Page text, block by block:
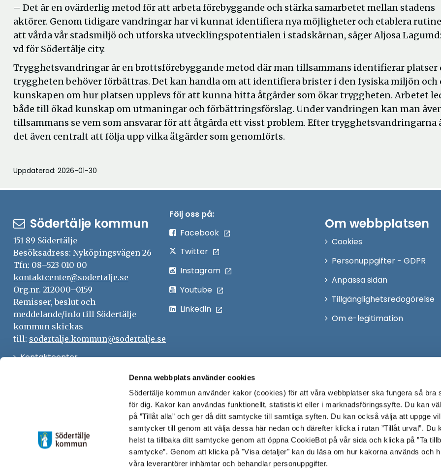
Denna webbplats använder cookies
Södertälje kommun använder kakor (cookies) för att våra webbplatser ska fungera så bra
för dig. Kakor kan användas funktionellt, statistiskt eller i marknadsföringssyfte. Du kan
på ”Tillåt alla” och ger då ditt samtycke till samtliga syften. Du kan också välja att uppge
samtycker till genom att välja dessa här nedan och därefter klicka i rutan ”Tillåt urval”. Du
helst ta tillbaka ditt samtycke genom att öppna CookieBot på vår sida och klicka på ”Ta
samtycke”. Genom att klicka på "Visa detaljer" kan du läsa om hur kakorna används och
våra leverantörer inhämtar och behandlar personuppgifter.
– Det är en ovärderlig metod för att arbeta förebyggande och stärka samarbetet mellan stadens
aktörer. Genom tidigare vandringar har vi kunnat identifiera nya möjligheter och etablera
att vårda vår stadsmiljö och utforska utvecklingspotentialen i stadskärnan, säger Aljosa
vd för Södertälje city.
Trygghetsvandringar är en brottsförebyggande metod där man tillsammans identifierar platser
tryggheten behöver förbättras. Det kan handla om att identifiera brister i den fysiska miljön och
kunskapen om hur platsen upplevs för att kunna hitta åtgärder som ökar tryggheten. Arbetet
både till ökad kunskap om utmaningar och förbättringsförslag. Under vandringen kan man
tillsammans se vem som ansvarar för att åtgärda ett visst problem. Efter trygghetsvandringarna
det även centralt att följa upp vilka åtgärder som genomförts.
Uppdaterad: 2026-01-30
Södertälje kommun
151 89 Södertälje
Besöksadress: Nyköpingsvägen 26
Tfn: 08–523 010 00
kontaktcenter@sodertalje.se
Org.nr. 212000–0159
Remisser, beslut och
meddelande/info till Södertälje
kommun skickas
till: sodertalje.kommun@sodertalje.se
KontaktcenterÖppna
fönster
Anslagstavla
Skicka faktura till Södertälje
Följ oss på:
Facebook
Twitter
Instagram
Youtube
LinkedIn
Om webbplatsen
Cookies
Personuppgifter - GDPR
Anpassa sidan
Tillgänglighetsredogörelse
Om e-legitimation